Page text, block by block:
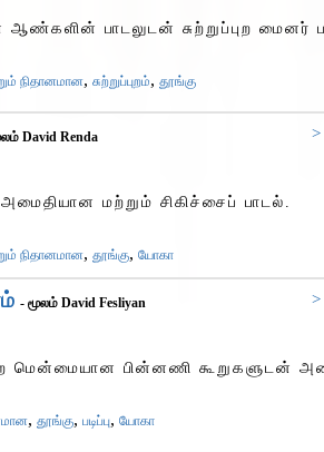
பாடலுடன் சுற்றுப்புற மைனர்
நிதானமான, சுற்றுப்புறம், தூங்கு
David Renda >
அமைதியான மற்றும் சிகிச்சைப் பாடல்.
நிதானமான, தூங்கு, யோகா
- மூலம் David Fesliyan >
மென்மையான பின்னணி கூறுகளுடன்
, தூங்கு, படிப்பு, யோகா